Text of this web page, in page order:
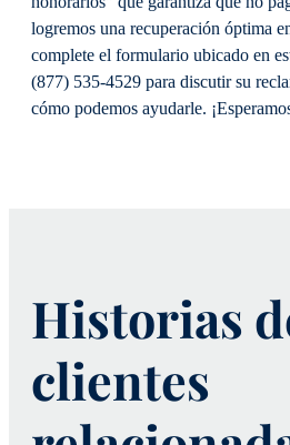
logremos una recuperación óptima
complete el formulario ubicado en
(877) 535-4529 para discutir su
cómo podemos ayudarle.
Historias
clientes